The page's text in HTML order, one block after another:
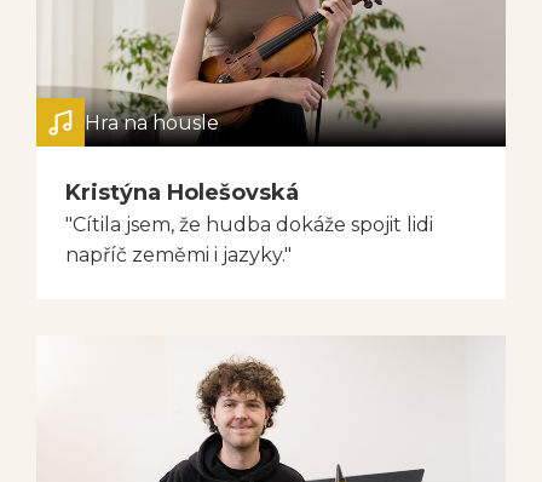
Hra na housle
Kristýna Holešovská
"Cítila jsem, že hudba dokáže spojit lidi
napříč zeměmi i jazyky."